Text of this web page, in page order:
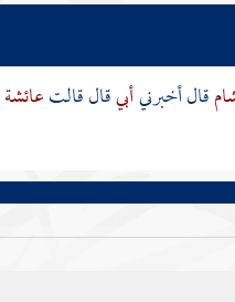
قال أخبرنيأبيقال قالتعائشة